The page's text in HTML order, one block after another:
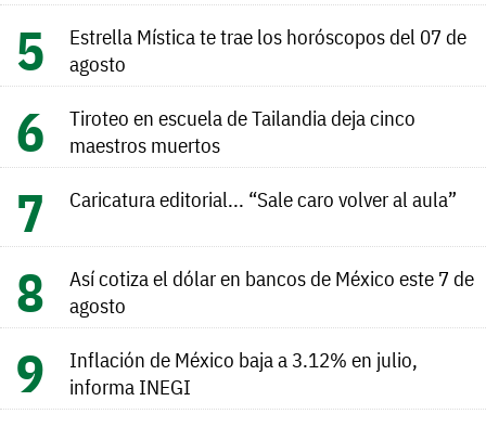
Estrella Mística te trae los horóscopos del 07 de
agosto
Tiroteo en escuela de Tailandia deja cinco
maestros muertos
Caricatura editorial... “Sale caro volver al aula”
Así cotiza el dólar en bancos de México este 7 de
agosto
Inflación de México baja a 3.12% en julio,
informa INEGI